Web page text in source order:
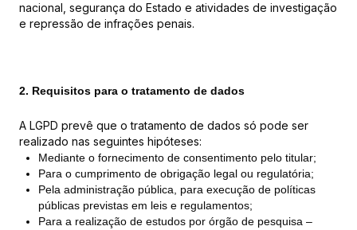
nacional, segurança do Estado e atividades de investigação
e repressão de infrações penais.
2. Requisitos para o tratamento de dados
A LGPD prevê que o tratamento de dados só pode ser
realizado nas seguintes hipóteses:
Mediante o fornecimento de consentimento pelo titular;
Para o cumprimento de obrigação legal ou regulatória;
Pela administração pública, para execução de políticas
públicas previstas em leis e regulamentos;
Para a realização de estudos por órgão de pesquisa –